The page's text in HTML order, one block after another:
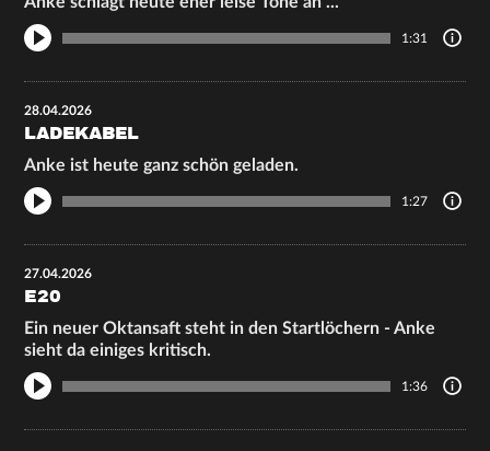
1:31
28.04.2026
LADEKABEL
Anke ist heute ganz schön geladen.
1:27
27.04.2026
E20
Ein neuer Oktansaft steht in den Startlöchern - Anke
sieht da einiges kritisch.
1:36